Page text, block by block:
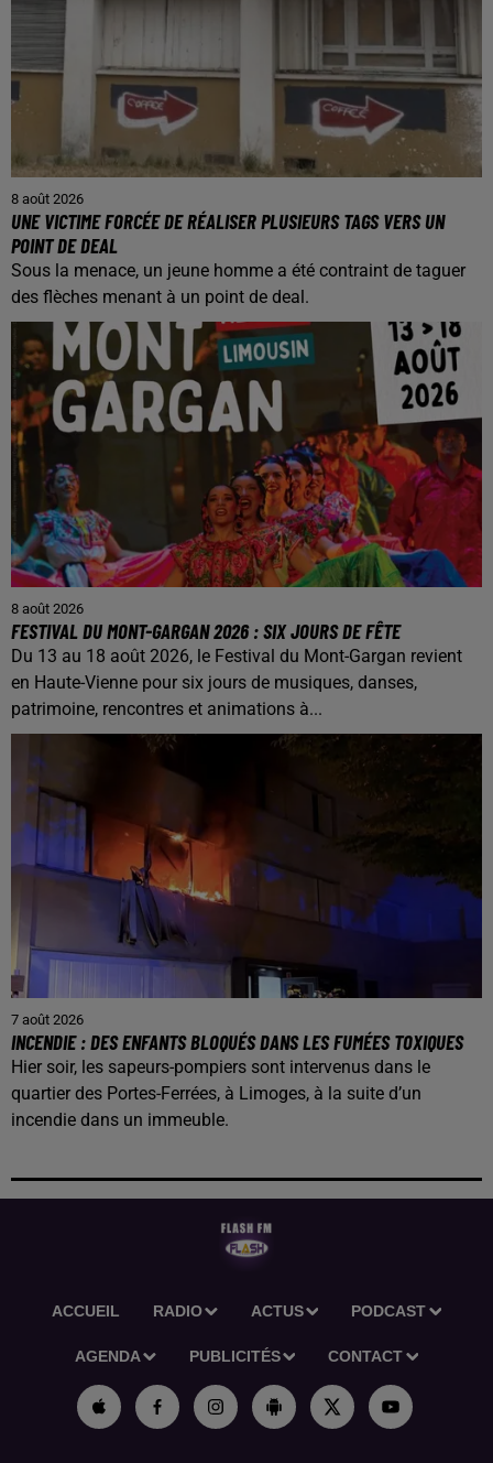
8 août 2026
UNE VICTIME FORCÉE DE RÉALISER PLUSIEURS TAGS VERS UN
POINT DE DEAL
Sous la menace, un jeune homme a été contraint de taguer
des flèches menant à un point de deal.
8 août 2026
FESTIVAL DU MONT-GARGAN 2026 : SIX JOURS DE FÊTE
Du 13 au 18 août 2026, le Festival du Mont-Gargan revient
en Haute-Vienne pour six jours de musiques, danses,
patrimoine, rencontres et animations à...
7 août 2026
INCENDIE : DES ENFANTS BLOQUÉS DANS LES FUMÉES TOXIQUES
Hier soir, les sapeurs-pompiers sont intervenus dans le
quartier des Portes-Ferrées, à Limoges, à la suite d’un
incendie dans un immeuble.
ACCUEIL RADIO ACTUS PODCAST
AGENDA PUBLICITÉS CONTACT